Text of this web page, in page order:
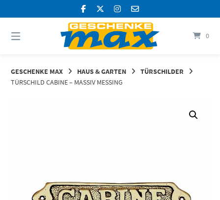
Inhalt
0
GESCHENKE MAX HAUS & GARTEN
TÜRSCHILDER
TÜRSCHILD CABINE – MASSIV MESSING